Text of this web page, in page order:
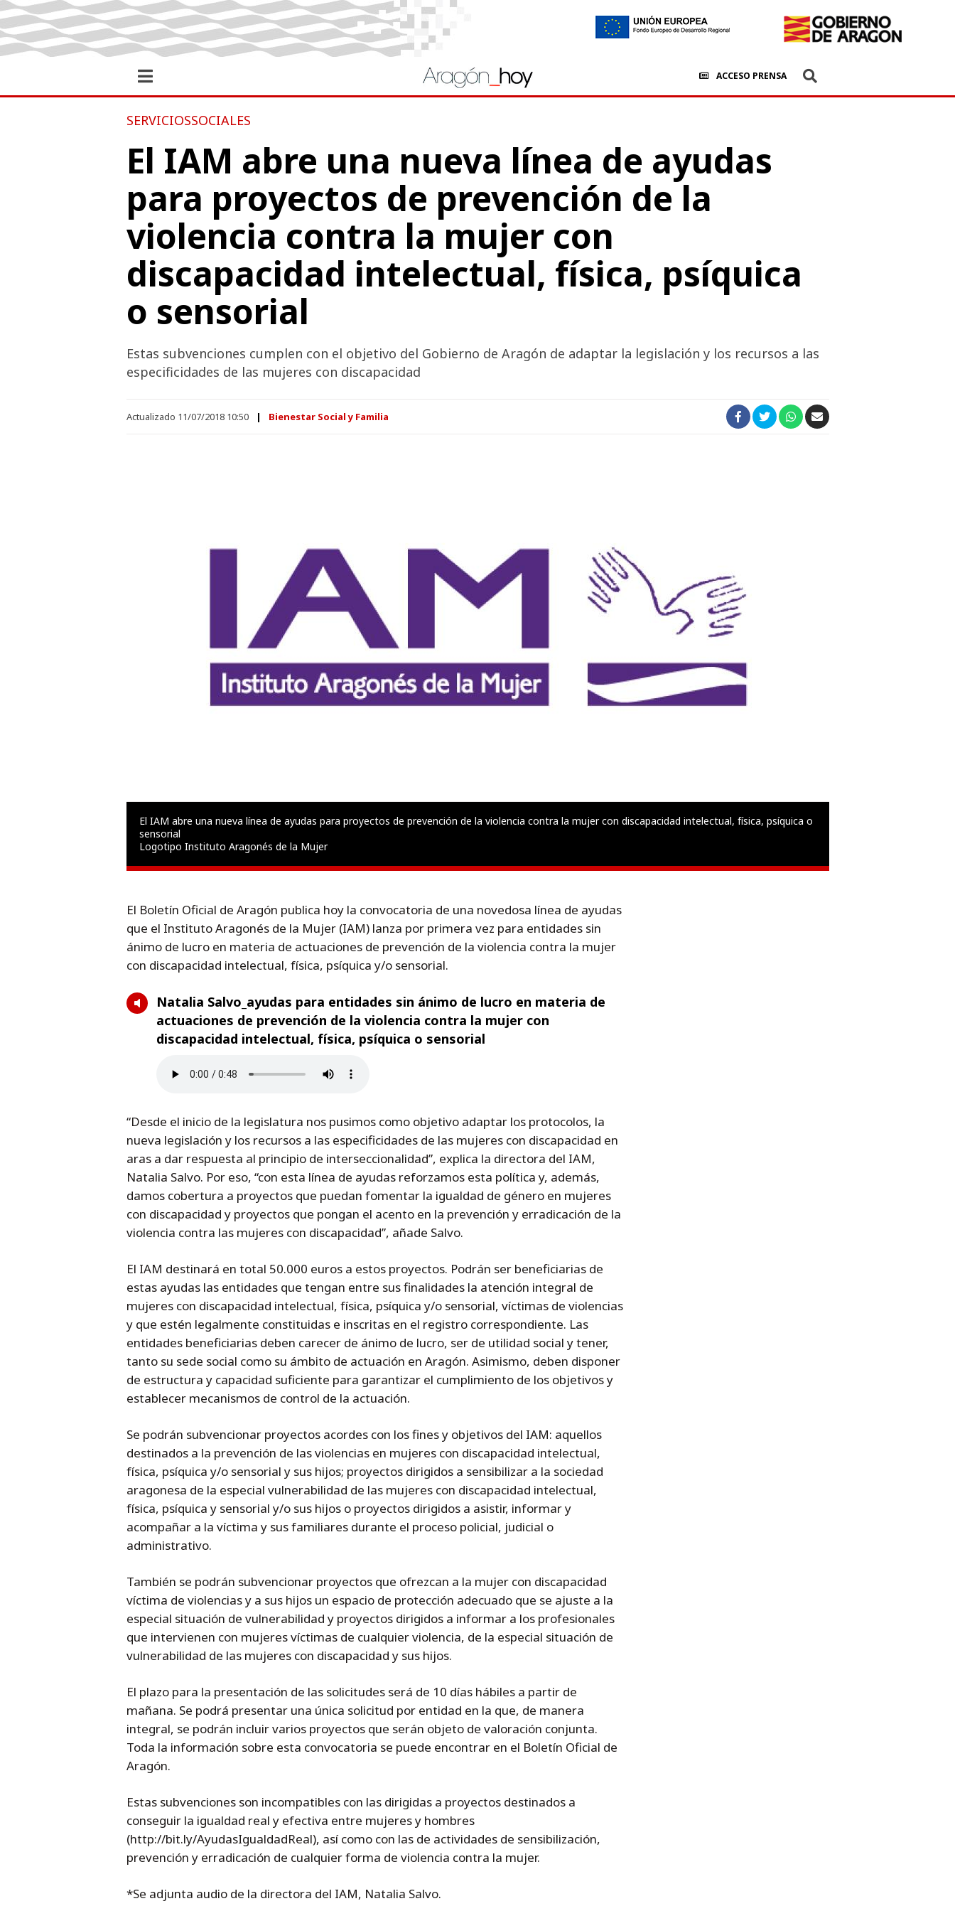
ACCESO PRENSA
SERVICIOSSOCIALES
El IAM abre una nueva línea de ayudas
para proyectos de prevención de la
violencia contra la mujer con
discapacidad intelectual, física, psíquica
o sensorial
Estas subvenciones cumplen con el objetivo del Gobierno de Aragón de adaptar la legislación y los recursos a las
especificidades de las mujeres con discapacidad
Actualizado 11/07/2018 10:50 Bienestar Social y Familia
El IAM abre una nueva línea de ayudas para proyectos de prevención de la violencia contra la mujer con discapacidad intelectual, física, psíquica o
sensorial
Logotipo Instituto Aragonés de la Mujer
El Boletín Oficial de Aragón publica hoy la convocatoria de una novedosa línea de ayudas
que el Instituto Aragonés de la Mujer (IAM) lanza por primera vez para entidades sin
ánimo de lucro en materia de actuaciones de prevención de la violencia contra la mujer
con discapacidad intelectual, física, psíquica y/o sensorial.
Natalia Salvo_ayudas para entidades sin ánimo de lucro en materia de
actuaciones de prevención de la violencia contra la mujer con
discapacidad intelectual, física, psíquica o sensorial
“Desde el inicio de la legislatura nos pusimos como objetivo adaptar los protocolos, la
nueva legislación y los recursos a las especificidades de las mujeres con discapacidad en
aras a dar respuesta al principio de interseccionalidad”, explica la directora del IAM,
Natalia Salvo. Por eso, “con esta línea de ayudas reforzamos esta política y, además,
damos cobertura a proyectos que puedan fomentar la igualdad de género en mujeres
con discapacidad y proyectos que pongan el acento en la prevención y erradicación de la
violencia contra las mujeres con discapacidad”, añade Salvo.
El IAM destinará en total 50.000 euros a estos proyectos. Podrán ser beneficiarias de
estas ayudas las entidades que tengan entre sus finalidades la atención integral de
mujeres con discapacidad intelectual, física, psíquica y/o sensorial, víctimas de violencias
y que estén legalmente constituidas e inscritas en el registro correspondiente. Las
entidades beneficiarias deben carecer de ánimo de lucro, ser de utilidad social y tener,
tanto su sede social como su ámbito de actuación en Aragón. Asimismo, deben disponer
de estructura y capacidad suficiente para garantizar el cumplimiento de los objetivos y
establecer mecanismos de control de la actuación.
Se podrán subvencionar proyectos acordes con los fines y objetivos del IAM: aquellos
destinados a la prevención de las violencias en mujeres con discapacidad intelectual,
física, psíquica y/o sensorial y sus hijos; proyectos dirigidos a sensibilizar a la sociedad
aragonesa de la especial vulnerabilidad de las mujeres con discapacidad intelectual,
física, psíquica y sensorial y/o sus hijos o proyectos dirigidos a asistir, informar y
acompañar a la víctima y sus familiares durante el proceso policial, judicial o
administrativo.
También se podrán subvencionar proyectos que ofrezcan a la mujer con discapacidad
víctima de violencias y a sus hijos un espacio de protección adecuado que se ajuste a la
especial situación de vulnerabilidad y proyectos dirigidos a informar a los profesionales
que intervienen con mujeres víctimas de cualquier violencia, de la especial situación de
vulnerabilidad de las mujeres con discapacidad y sus hijos.
El plazo para la presentación de las solicitudes será de 10 días hábiles a partir de
mañana. Se podrá presentar una única solicitud por entidad en la que, de manera
integral, se podrán incluir varios proyectos que serán objeto de valoración conjunta.
Toda la información sobre esta convocatoria se puede encontrar en el Boletín Oficial de
Aragón.
Estas subvenciones son incompatibles con las dirigidas a proyectos destinados a
conseguir la igualdad real y efectiva entre mujeres y hombres
(http://bit.ly/AyudasIgualdadReal), así como con las de actividades de sensibilización,
prevención y erradicación de cualquier forma de violencia contra la mujer.
*Se adjunta audio de la directora del IAM, Natalia Salvo.